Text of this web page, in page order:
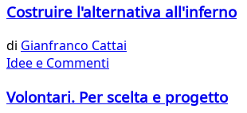
Costruire l'alternativa all'inferno
di Gianfranco Cattai
Idee e Commenti
Volontari. Per scelta e progetto